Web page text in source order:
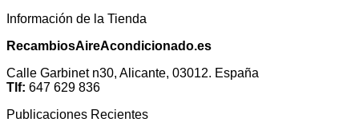
Información de la Tienda
RecambiosAireAcondicionado.es
Calle Garbinet n30, Alicante, 03012. España
Tlf: 647 629 836
Publicaciones Recientes